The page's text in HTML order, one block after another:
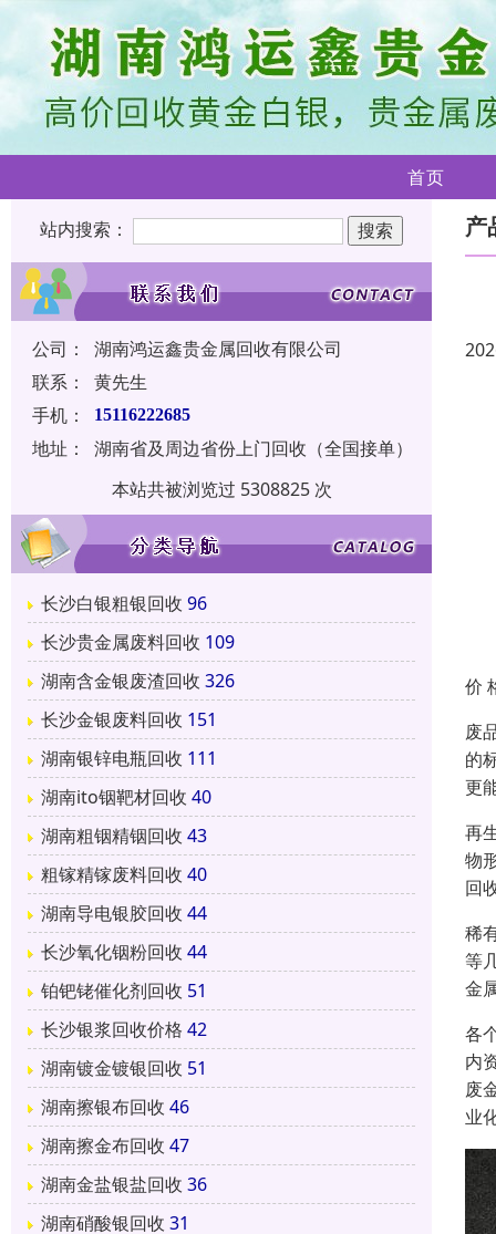
首页
站内搜索：
公司：
湖南鸿运鑫贵金属回收有限公司
联系：
黄先生
手机：
15116222685
地址：
湖南省及周边省份上门回收（全国接单）
本站共被浏览过 5308825 次
长沙白银粗银回收 96
长沙贵金属废料回收 109
湖南含金银废渣回收 326
长沙金银废料回收 151
湖南银锌电瓶回收 111
湖南ito铟靶材回收 40
湖南粗铟精铟回收 43
粗镓精镓废料回收 40
湖南导电银胶回收 44
长沙氧化铟粉回收 44
铂钯铑催化剂回收 51
长沙银浆回收价格 42
湖南镀金镀银回收 51
湖南擦银布回收 46
湖南擦金布回收 47
湖南金盐银盐回收 36
湖南硝酸银回收 31
产
价
废
的
更
再
物
回
稀
等
金
各
内
废
业